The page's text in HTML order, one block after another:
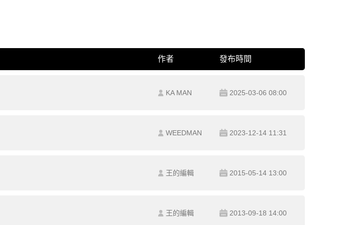
作者 發布時間
KA MAN 2025-03-06 08:00
WEEDMAN 2023-12-14 11:31
王的編輯 2015-05-14 13:00
王的編輯 2013-09-18 14:00